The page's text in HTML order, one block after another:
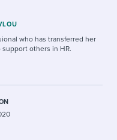
experiences
who has transferred her
others in HR.